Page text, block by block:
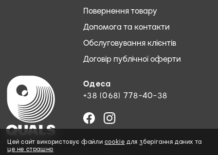
Одеса
+38 (068) 778-40-38
Повернення товару
Допомога та контакти
Обслуговування клієнтів
Договір публічної оферти
Цей сайт використовує файли cookie для зберігання даних та
це не страшно